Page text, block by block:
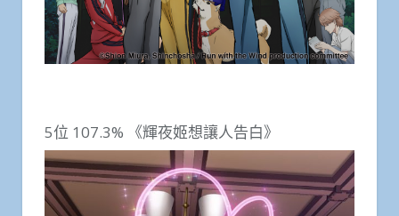
5位 107.3% 《輝夜姬想讓人告白》